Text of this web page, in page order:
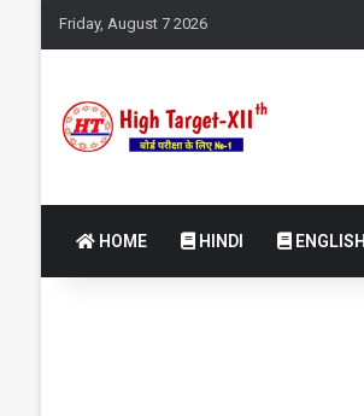
Friday, August 7 2026
HOME HINDI ENGLISH